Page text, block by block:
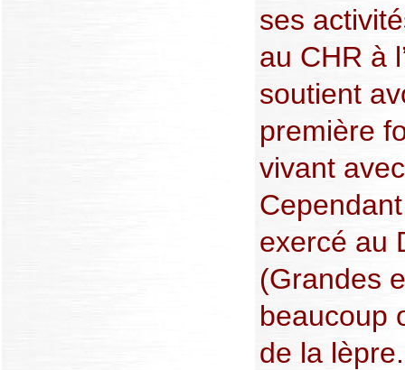
ses
au CHR à
soutient
première
vivant
exercé au
(Grandes
beaucoup
de la